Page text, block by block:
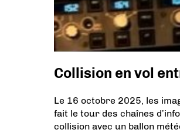
Collision en vol
Le 16 octobre 2025, les
fait le tour des chaînes
collision avec un ballon